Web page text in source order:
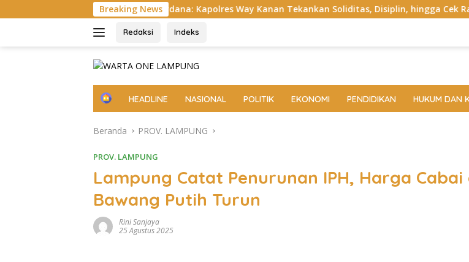
ke
Breaking News
Apel Perdana: Kapolres Way Kanan Tekankan Soliditas, Disiplin, hingga Cek Randis dan Senpi Dinas
Redaksi Indeks
H
e
HEADLINE NASIONAL POLITIK EKONOMI PENDIDIKAN HUKUM DAN
Beranda PROV. LAMPUNG
PROV. LAMPUNG
Lampung Catat Penurunan IPH, Harga Cabai
Bawang Putih Turun
Rini Sanjaya
25 Agustus 2025